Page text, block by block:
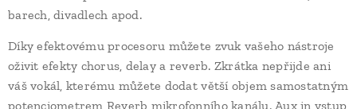
barech, divadlech apod.
Díky efektovému procesoru můžete zvuk vašeho nástroje
oživit efekty chorus, delay a reverb. Zkrátka nepřijde ani
váš vokál, kterému můžete dodat větší objem samostatným
potenciometrem Reverb mikrofonního kanálu. Aux in vstup